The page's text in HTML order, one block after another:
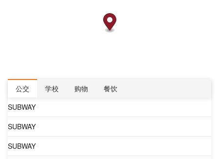
公交 学校 购物
餐饮
SUBWAY
SUBWAY
SUBWAY